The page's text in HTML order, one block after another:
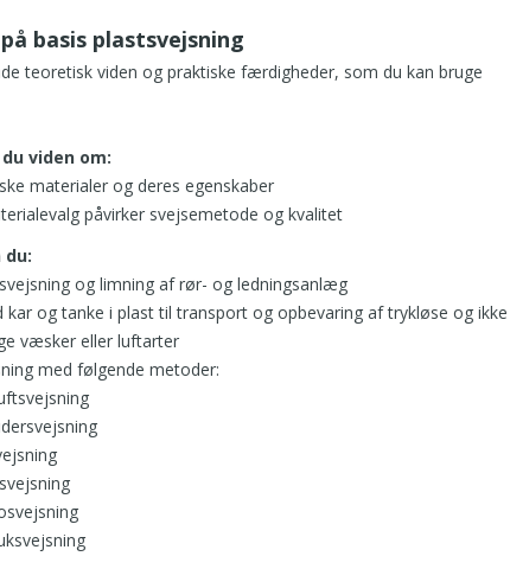
j
e
v
d
e
f
o
v
e
n
t
e
t
.
J
e
basis plastsvejsning
teoretisk viden og praktiske færdigheder, som du kan bruge
viden om:
materialer og deres egenskaber
påvirker svejsemetode og kvalitet
og limning af rør- og ledningsanlæg
kar og tanke i plast til transport og opbevaring af trykløse og ikke
væsker eller luftarter
med følgende metoder: